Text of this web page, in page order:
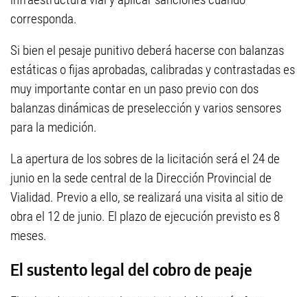
corresponda.
Si bien el pesaje punitivo deberá hacerse con balanzas
estáticas o fijas aprobadas, calibradas y contrastadas es
muy importante contar en un paso previo con dos
balanzas dinámicas de preselección y varios sensores
para la medición.
La apertura de los sobres de la licitación será el 24 de
junio en la sede central de la Dirección Provincial de
Vialidad. Previo a ello, se realizará una visita al sitio de
obra el 12 de junio. El plazo de ejecución previsto es 8
meses.
El sustento legal del cobro de peaje